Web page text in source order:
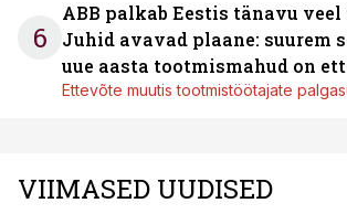
6
ABB palkab Eestis tänavu
Juhid avavad plaane: suurem
uue aasta tootmismahud on
Ettevõte muutis tootmistöötajate
VIIMASED UUDISED